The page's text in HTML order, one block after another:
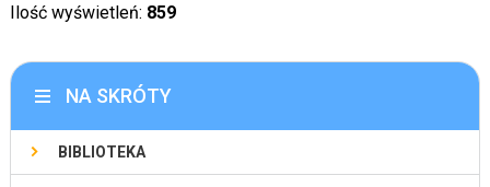
Ilość wyświetleń: 859
NA SKRÓTY
BIBLIOTEKA